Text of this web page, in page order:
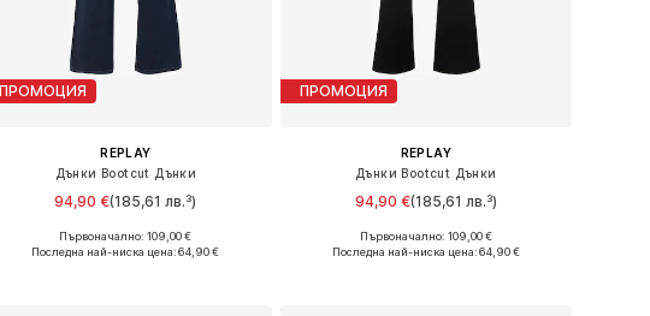
ПРОМОЦИЯ
REPLAY
Дънки Bootcut Дънки
94,90 €(185,61 лв.³)
+4
Предлага се в много размери
Първоначално: 109,00 €
Последна най-ниска цена:64,90 €
ПРОМОЦИЯ
REPLAY
Дънки Bootcut Дънки
94,90 €(185,61 лв.³)
+4
Предлага се в много размери
Първоначално: 109,00 €
Последна най-ниска цена:64,90 €